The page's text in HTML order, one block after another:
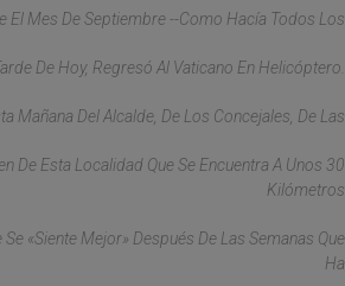
El Mes De Septiembre --Como Hacía Todos Los
De Hoy, Regresó Al Vaticano En Helicóptero.
Mañana Del Alcalde, De Los Concejales, De Las
De Esta Localidad Que Se Encuentra A Unos 30
Kilómetros
«siente Mejor» Después De Las Semanas Que
Ha